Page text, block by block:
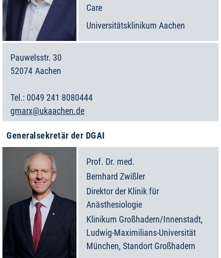
Care
Universitätsklinikum Aachen
Pauwelsstr. 30
52074 Aachen
0049 241 8080444
gmarx@ukaachen.de
Generalsekretär der DGAI
Prof. Dr. med.
Bernhard Zwißler
Direktor der Klinik für
Anästhesiologie
Klinikum Großhadern/Innenstadt,
Ludwig-Maximilians-Universität
München, Standort Großhadern